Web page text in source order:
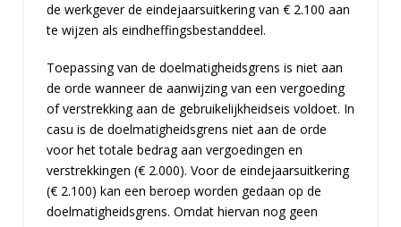
de werkgever de eindejaarsuitkering van € 2.100 aan
te wijzen als eindheffingsbestanddeel.
Toepassing van de doelmatigheidsgrens is niet aan
de orde wanneer de aanwijzing van een vergoeding
of verstrekking aan de gebruikelijkheidseis voldoet. In
casu is de doelmatigheidsgrens niet aan de orde
voor het totale bedrag aan vergoedingen en
verstrekkingen (€ 2.000). Voor de eindejaarsuitkering
(€ 2.100) kan een beroep worden gedaan op de
doelmatigheidsgrens. Omdat hiervan nog geen